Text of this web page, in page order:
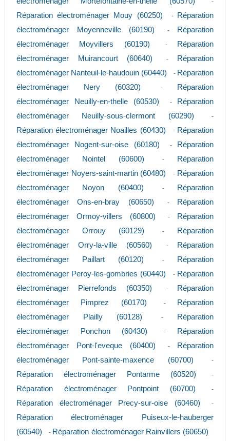
-
Réparation électroménager Mouy (60250) -
Réparation
électroménager Moyenneville (60190)
-
Réparation
électroménager Moyvillers (60190)
-
Réparation
électroménager Muirancourt (60640)
-
Réparation
électroménager Nanteuil-le-haudouin (60440)
- Réparation
électroménager Nery (60320)
-
Réparation
électroménager Neuilly-en-thelle (60530)
-
Réparation
électroménager Neuilly-sous-clermont (60290)
-
Réparation électroménager Noailles (60430) - Réparation
électroménager Nogent-sur-oise (60180)
-
Réparation
électroménager Nointel (60600)
-
Réparation
électroménager Noyers-saint-martin (60480)
- Réparation
électroménager Noyon (60400)
-
Réparation
électroménager Ons-en-bray (60650)
-
Réparation
électroménager Ormoy-villers (60800)
-
Réparation
électroménager Orrouy (60129)
-
Réparation
électroménager Orry-la-ville (60560)
-
Réparation
électroménager Paillart (60120)
-
Réparation
électroménager Peroy-les-gombries (60440)
- Réparation
électroménager Pierrefonds (60350)
-
Réparation
électroménager Pimprez (60170)
-
Réparation
électroménager Plailly (60128)
-
Réparation
électroménager Ponchon (60430)
-
Réparation
électroménager Pont-l'eveque (60400)
-
Réparation
électroménager Pont-sainte-maxence (60700)
-
Réparation électroménager Pontarme (60520) -
Réparation électroménager Pontpoint (60700) -
Réparation électroménager Precy-sur-oise (60460) -
Réparation électroménager Puiseux-le-hauberger
(60540)
- Réparation électroménager Rainvillers (60650)